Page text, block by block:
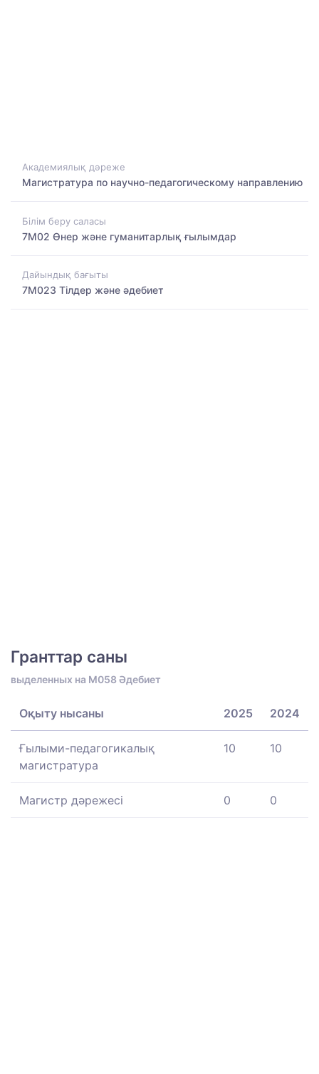
Академиялық дәреже
Магистратура по научно-педагогическому направлению
Білім беру саласы
7M02 Өнер және гуманитарлық ғылымдар
Дайындық бағыты
7M023 Тілдер және әдебиет
Гранттар саны
выделенных на M058 Әдебиет
Оқыту нысаны 2025 2024
Ғылыми-педагогикалық
магистратура
10 10
Магистр дәрежесі 0 0